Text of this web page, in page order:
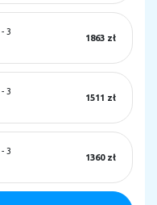
- 3
1863 zł
- 3
1511 zł
- 3
1360 zł